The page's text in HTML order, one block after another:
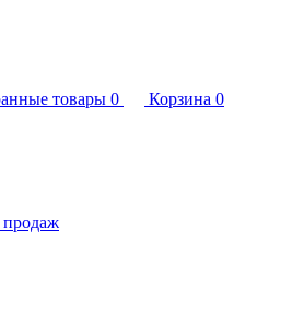
товары 0 Корзина 0